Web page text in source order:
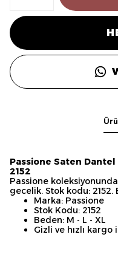
Passione Saten Dantel
2152
Passione
gecelik. Stok kodu:
Marka: Passione
Stok Kodu: 2152
Beden: M - L - XL
Gizli ve hızlı